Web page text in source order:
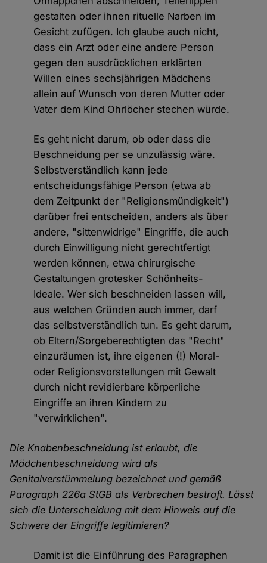
gestalten oder ihnen rituelle Narben im
Gesicht zufügen. Ich glaube auch nicht,
dass ein Arzt oder eine andere Person
gegen den ausdrücklichen erklärten
Willen eines sechsjährigen Mädchens
allein auf Wunsch von deren Mutter oder
Vater dem Kind Ohrlöcher stechen würde.
Es geht nicht darum, ob oder dass die
Beschneidung per se unzulässig wäre.
Selbstverständlich kann jede
entscheidungsfähige Person (etwa ab
dem Zeitpunkt der "Religionsmündigkeit")
darüber frei entscheiden, anders als über
andere, "sittenwidrige" Eingriffe, die auch
durch Einwilligung nicht gerechtfertigt
werden können, etwa chirurgische
Gestaltungen grotesker Schönheits-
Ideale. Wer sich beschneiden lassen will,
aus welchen Gründen auch immer, darf
das selbstverständlich tun. Es geht darum,
ob Eltern/Sorgeberechtigten das "Recht"
einzuräumen ist, ihre eigenen (!) Moral-
oder Religionsvorstellungen mit Gewalt
durch nicht revidierbare körperliche
Eingriffe an ihren Kindern zu
"verwirklichen".
Die Knabenbeschneidung ist erlaubt, die
Mädchenbeschneidung wird als
Genitalverstümmelung bezeichnet und gemäß
Paragraph 226a StGB als Verbrechen bestraft. Lässt
sich die Unterscheidung mit dem Hinweis auf die
Schwere der Eingriffe legitimieren?
Damit ist die Einführung des Paragraphen